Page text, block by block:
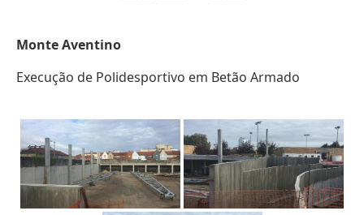
Monte Aventino
Execução de Polidesportivo em Betão Armado